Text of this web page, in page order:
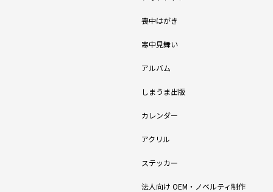
喪中はがき
寒中見舞い
アルバム
しまうま出版
カレンダー
アクリル
ステッカー
法人向け OEM・ノベルティ制作